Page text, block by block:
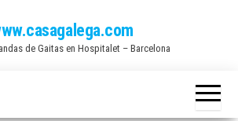
de Gaitas en Hospitalet – Barcelona